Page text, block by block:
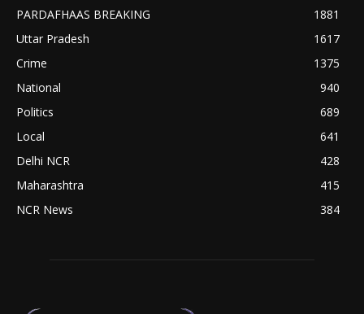
PARDAFHAAS BREAKING
1881
Uttar Pradesh
1617
Crime
1375
National
940
Politics
689
Local
641
Delhi NCR
428
Maharashtra
415
NCR News
384